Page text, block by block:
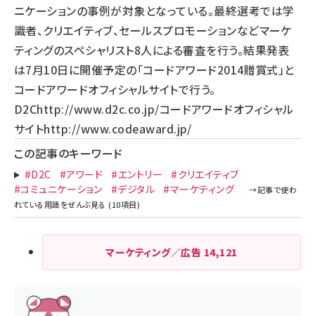
ニケーションの事例が対象となっている。最終選考では学
識者、クリエイティブ、セールスプロモーションなどマーケ
ティングのスペシャリスト8人による審査を行う。結果発表
は7月10日に開催予定の「コードアワード2014贈賞式」と
コードアワードオフィシャルサイトで行う。
D2Chttp://www.d2c.co.jp/コードアワードオフィシャル
サイトhttp://www.codeaward.jp/
この記事のキーワード
#D2C #アワード #エントリー
#クリエイティブ
#コミュニケーション
#デジタル #マーケティング
マーケティング／広告 14,121